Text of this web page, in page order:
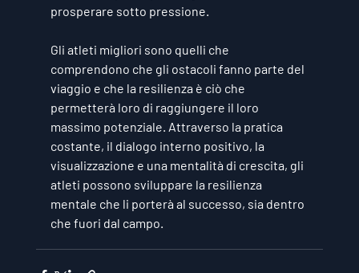
prosperare sotto pressione.
Gli atleti migliori sono quelli che
comprendono che gli ostacoli fanno parte del
viaggio e che la resilienza è ciò che
permetterà loro di raggiungere il loro
massimo potenziale. Attraverso la pratica
costante, il dialogo interno positivo, la
visualizzazione e una mentalità di crescita, gli
atleti possono sviluppare la resilienza
mentale che li porterà al successo, sia dentro
che fuori dal campo.